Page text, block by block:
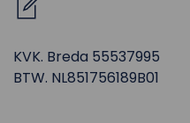
KVK. Breda 55537995
BTW. NL851756189B01